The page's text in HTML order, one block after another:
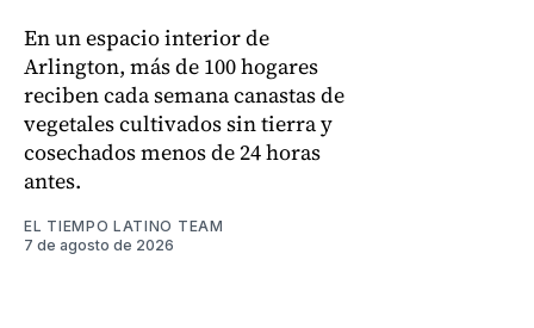
En un espacio interior de
Arlington, más de 100 hogares
reciben cada semana canastas de
vegetales cultivados sin tierra y
cosechados menos de 24 horas
antes.
EL TIEMPO LATINO TEAM
7 de agosto de 2026